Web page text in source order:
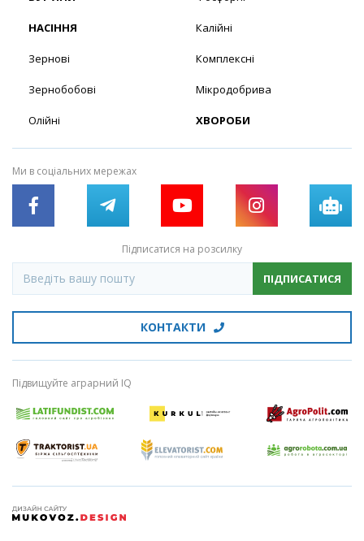
НАСІННЯ
Зернові
Зернобобові
Олійні
Калійні
Комплексні
Мікродобрива
ХВОРОБИ
Ми в соціальних мережах
Підписатися на розсилку
ПІДПИСАТИСЯ
КОНТАКТИ
Підвищуйте аграрний IQ